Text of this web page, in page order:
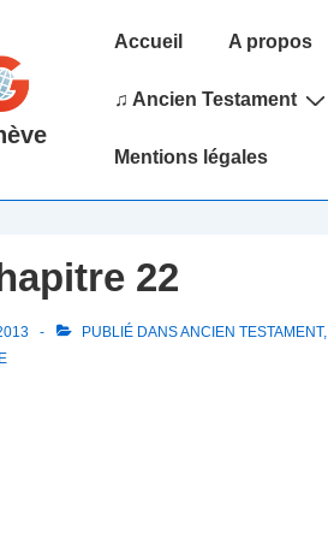
Main
Accueil A propos
♫ Ancien Testament
Mentions légales
22
PUBLIÉ DANSANCIEN TESTAMENT,